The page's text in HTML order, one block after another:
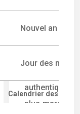
Calendrier des
Nouvel an
Jour des